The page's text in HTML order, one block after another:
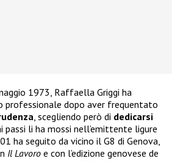
1973, Raffaella Griggi ha
professionale dopo aver frequentato
, scegliendo però di dedicarsi
passi li ha mossi nell’emittente ligure
ha seguito da vicino il G8 di Genova,
Il Lavoro e con l’edizione genovese de